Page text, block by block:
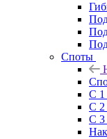
Споты
С 1
С 2
С 3